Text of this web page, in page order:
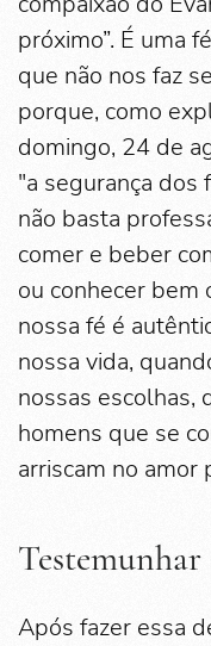
próximo”. É uma
que não nos faz
porque, como
domingo, 24 de
"a segurança dos
não basta
comer e beber
ou conhecer bem
nossa fé é
nossa vida,
nossas escolhas,
homens que se
arriscam no amor
Testemunhar
Após fazer essa